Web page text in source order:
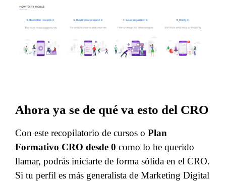
Ahora ya se de qué va esto del CRO
Con este recopilatorio de cursos o Plan
Formativo CRO desde 0 como lo he querido
llamar, podrás iniciarte de forma sólida en el CRO.
Si tu perfil es más generalista de Marketing Digital